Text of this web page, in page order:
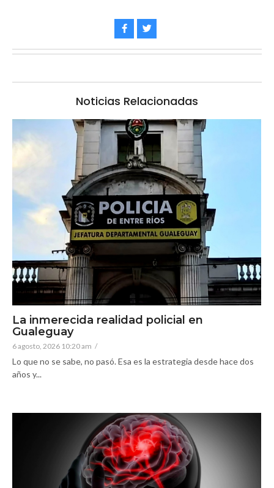
Noticias Relacionadas
La inmerecida realidad policial en
Gualeguay
6 agosto, 2026 10:20 am /
Lo que no se sabe, no pasó. Esa es la estrategia desde hace dos
años y...